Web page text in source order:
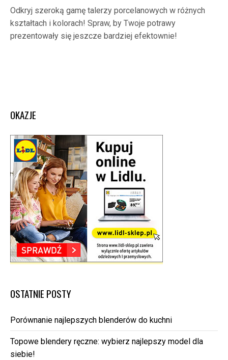
Odkryj szeroką gamę talerzy porcelanowych w różnych
kształtach i kolorach! Spraw, by Twoje potrawy
prezentowały się jeszcze bardziej efektownie!
OKAZJE
OSTATNIE POSTY
Porównanie najlepszych blenderów do kuchni
Topowe blendery ręczne: wybierz najlepszy model dla
siebie!